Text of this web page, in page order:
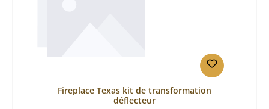
Fireplace Texas kit de transformation
déflecteur